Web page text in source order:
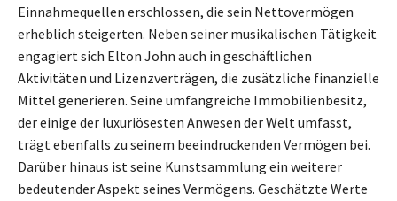
Einnahmequellen erschlossen, die sein Nettovermögen
erheblich steigerten. Neben seiner musikalischen Tätigkeit
engagiert sich Elton John auch in geschäftlichen
Aktivitäten und Lizenzverträgen, die zusätzliche finanzielle
Mittel generieren. Seine umfangreiche Immobilienbesitz,
der einige der luxuriösesten Anwesen der Welt umfasst,
trägt ebenfalls zu seinem beeindruckenden Vermögen bei.
Darüber hinaus ist seine Kunstsammlung ein weiterer
bedeutender Aspekt seines Vermögens. Geschätzte Werte